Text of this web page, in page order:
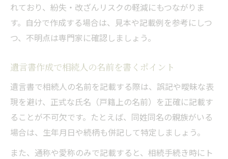
れており、紛失・改ざんリスクの軽減にもつながりま
す。自分で作成する場合は、見本や記載例を参考にしつ
つ、不明点は専門家に確認しましょう。
遺言書作成で相続人の名前を書くポイント
遺言書で相続人の名前を記載する際は、誤記や曖昧な表
現を避け、正式な氏名（戸籍上の名前）を正確に記載す
ることが不可欠です。たとえば、同姓同名の親族がいる
場合は、生年月日や続柄も併記して特定しましょう。
また、通称や愛称のみで記載すると、相続手続き時にト